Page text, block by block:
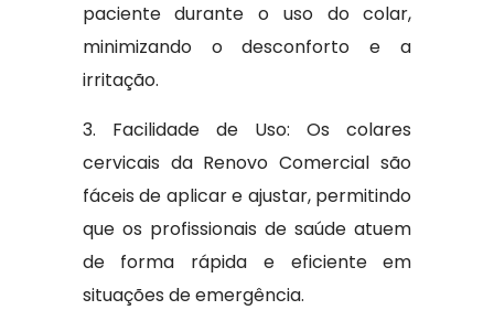
paciente durante o uso do colar,
minimizando o desconforto e a
irritação.
3. Facilidade de Uso: Os colares
cervicais da Renovo Comercial são
fáceis de aplicar e ajustar, permitindo
que os profissionais de saúde atuem
de forma rápida e eficiente em
situações de emergência.